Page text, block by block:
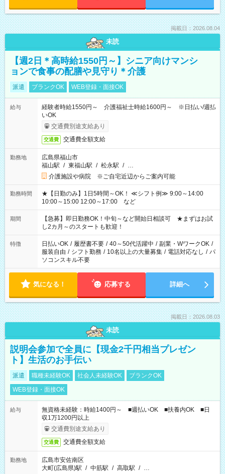
掲載日：2026.08.04
未読
【週2日＊高時給1550円～】シニア向けマンシ
ョンで食事の配膳や見守り＊介護
派遣 ブランクOK WEB登録・面接OK
給与
経験者時給1550円～ 介護福祉士時給1600円～ ※日払い/週払
いOK
交通費別途支給あり
交通費 交通費全額支給
勤務地
広島県福山市
福山駅 / 東福山駅 / 松永駅 / …
介護施設や病院 ※ご自宅近辺からご案内可能
勤務時間
★【日勤のみ】1日5時間～OK！ ≪シフト例≫ 9:00～14:00
10:00～15:00 12:00～17:00 など
期間
【急募】即日勤務OK！中旬～など開始日相談可 ★まずはお試
し2カ月～のスタートも歓迎！
特徴 日払いOK / 履歴書不要 / 40～50代活躍中 / 副業・WワークOK /
服装自由 / シフト勤務 / 10名以上の大量募集 / 電話対応なし / パ
ソコンスキル不要
気になる！ 応募する 詳細へ
掲載日：2026.08.03
未読
説明会参加で全員に【現金2千円相当プレゼン
ト】生活のお手伝い
派遣 職種未経験OK 社会人未経験OK
ブランクOK
WEB登録・面接OK
給与
無資格未経験：時給1400円～ ■週払いOK ■扶養内OK ■日
収1万1200円以上
交通費別途支給あり
交通費 交通費全額支給
勤務地
広島市安佐南区
大町(広島県)駅 / 中筋駅 / 高取駅 / …